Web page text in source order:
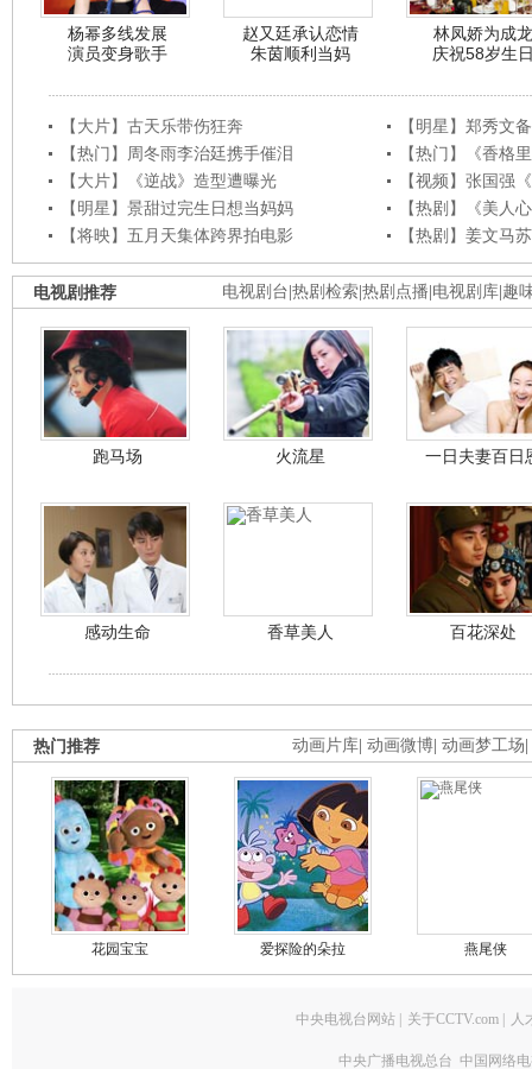
杨幂多线发展
演员变身歌手
赵又廷承认恋情
朱茵顺利当妈
林凤娇为成龙
庆祝58岁生
【大片】古天乐带伤狂奔
【明星】郑秀文
【热门】周冬雨李治廷携手催泪
【热门】《香格
【大片】《逆战》造型遭曝光
【视频】张国强
【明星】景甜过完生日想当妈妈
【热剧】《美人
【将映】五月天集体跨界拍电影
【热剧】姜文马
电视剧台 热剧检索 热剧点播 电视剧库 趣
电视剧推荐
跑马场 火流星 一日夫妻百日
感动生命 香草美人 百花深处
动画片库 动画微博 动画梦工场
热门推荐
花园宝宝 爱探险的朵拉 燕尾侠
中央电视台网站 关于CCTV.com 人
中央广播电视总台 中国网络